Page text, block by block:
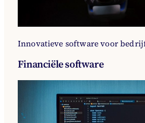
Innovatieve software voor
Financiële software